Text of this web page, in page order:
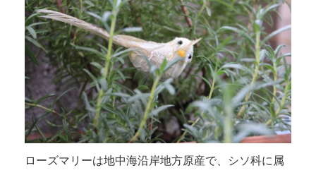
ローズマリーは地中海沿岸地方原産で、シソ科に属